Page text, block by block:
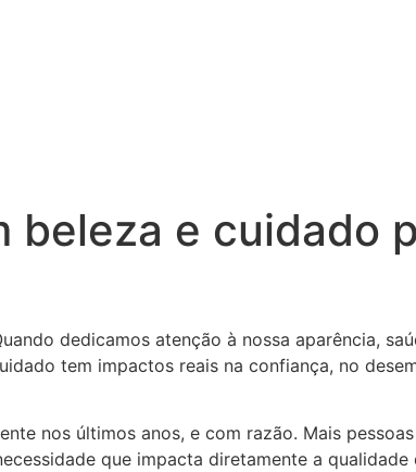
beleza e cuidado
dedicamos atenção à nossa aparência,
tem impactos reais na confiança, no
nos últimos anos, e com razão. Mais
que impacta diretamente a qualidade